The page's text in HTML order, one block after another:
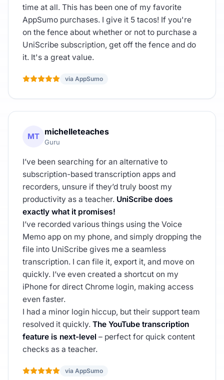
time at all. This has been one of my favorite
AppSumo purchases. I give it 5 tacos! If you're
on the fence about whether or not to purchase a
UniScribe subscription, get off the fence and do
it. It's a great value.
via AppSumo
MT michelleteaches
Guru
I’ve been searching for an alternative to
subscription-based transcription apps and
recorders, unsure if they’d truly boost my
productivity as a teacher. UniScribe does
exactly what it promises!
I’ve recorded various things using the Voice
Memo app on my phone, and simply dropping the
file into UniScribe gives me a seamless
transcription. I can file it, export it, and move on
quickly. I’ve even created a shortcut on my
iPhone for direct Chrome login, making access
even faster.
I had a minor login hiccup, but their support team
resolved it quickly. The YouTube transcription
feature is next-level – perfect for quick content
checks as a teacher.
via AppSumo